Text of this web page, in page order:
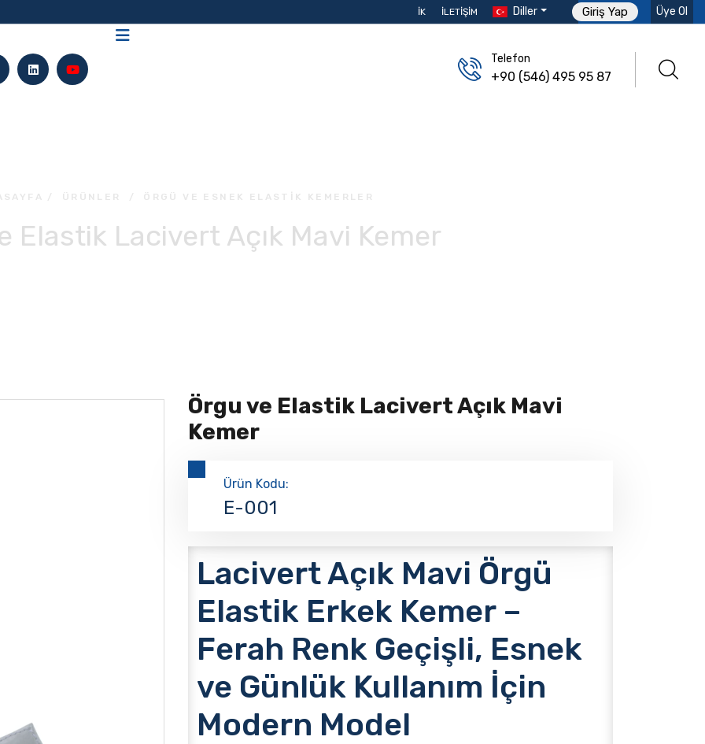
İK İLETIŞIM Diller Giriş Yap Üye Ol
Telefon
+90 (546) 495 95 87
/ ÜRÜNLER / ÖRGÜ VE ESNEK ELASTIK KEMERLER
Elastik Lacivert Açık Mavi Kemer
Örgu ve Elastik Lacivert Açık Mavi
Kemer
Ürün Kodu:
E-001
Lacivert Açık Mavi Örgü
Elastik Erkek Kemer –
Ferah Renk Geçişli, Esnek
ve Günlük Kullanım İçin
Modern Model